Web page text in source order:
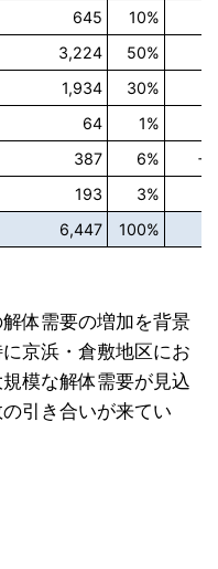
645 10%
3,224 50%
1,934 30%
64
1%
387 6%
193 3%
6,447 100%
体需要の増加を背景
京浜・倉敷地区にお
模な解体需要が見込
引き合いが来てい